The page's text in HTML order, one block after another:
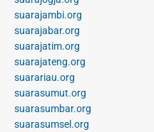
suarajambi.org
suarajabar.org
suarajatim.org
suarajateng.org
suarariau.org
suarasumut.org
suarasumbar.org
suarasumsel.org